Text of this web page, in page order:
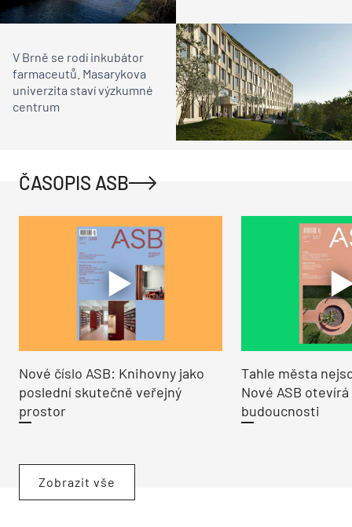
V Brně se rodí inkubátor
farmaceutů. Masarykova
univerzita staví výzkumné
centrum
ČASOPIS ASB
Nové číslo ASB: Knihovny jako
poslední skutečně veřejný
prostor
Tahle města
Nové ASB
budoucnosti
Zobrazit vše